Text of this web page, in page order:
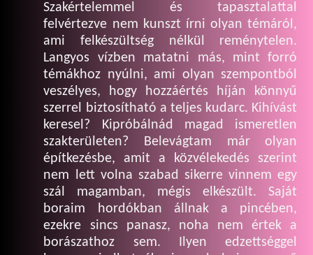
Szakértelemmel és tapasztalattal
felvértezve nem kunszt írni olyan témáról,
ami felkészültség nélkül reménytelen.
Langyos vízben matatni más, mint forró
témákhoz nyúlni, ami olyan szempontból
veszélyes, hogy hozzáértés híján könnyű
szerrel biztosítható a teljes kudarc. Kihívást
keresel? Kipróbálnád magad ismeretlen
szakterületen? Belevágtam már olyan
építkezésbe, amit a közvélekedés szerint
nem lett volna szabad sikerre vinnem egy
szál magamban, mégis elkészült. Saját
boraim hordókban állnak a pincében,
ezekre sincs panasz, noha nem értek a
borászathoz sem. Ilyen edzettséggel